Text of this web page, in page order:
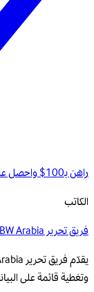
راهن بـ100$ واحصل على 300$
الكاتب
فريق تحرير BW Arabia - وحدة التحليل الرياضي
وتغطية قائمة على